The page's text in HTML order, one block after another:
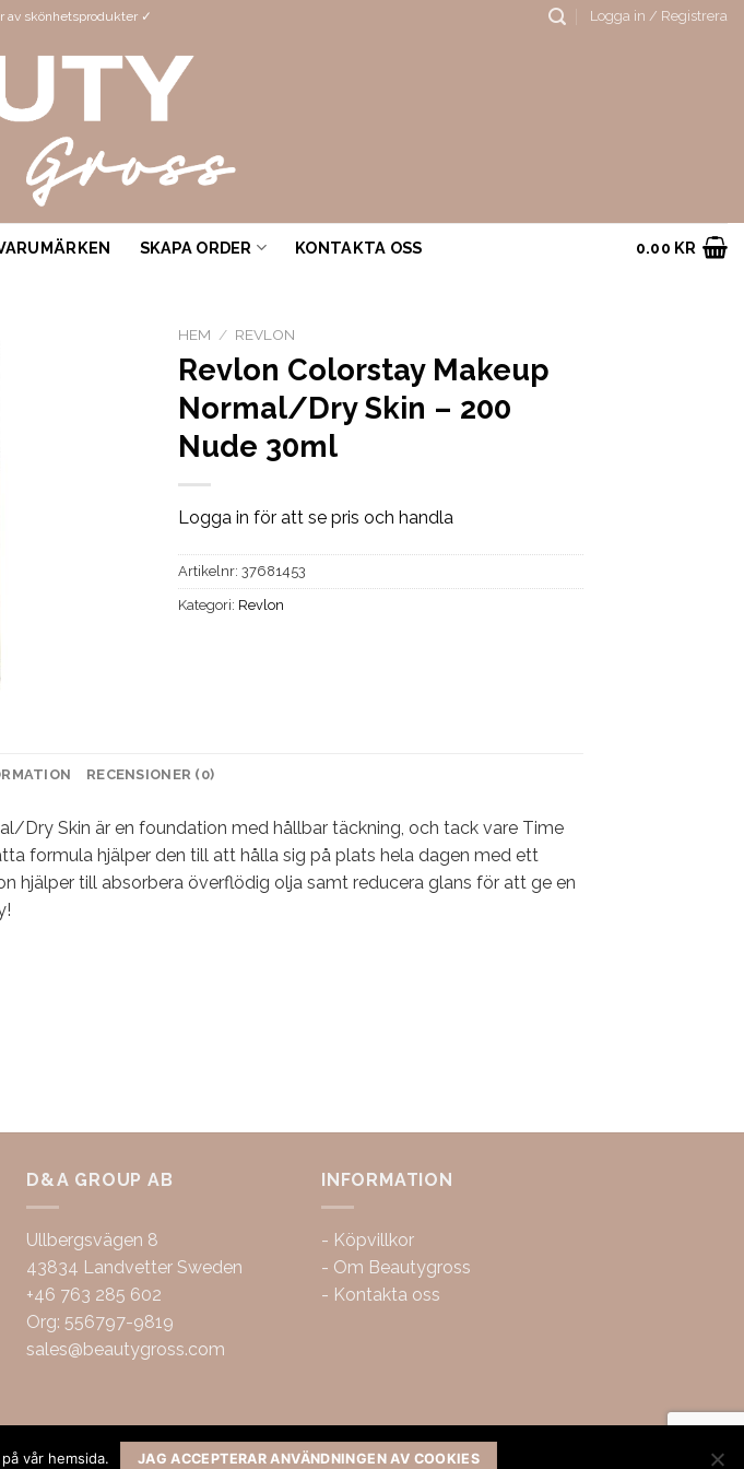
av skönhetsprodukter ✓ Logga in / Registrera
SKAPA ORDER KONTAKTA OSS 0.00 KR
HEM / REVLON
Revlon Colorstay Makeup
Normal/Dry Skin – 200
Nude 30ml
Logga in för att se pris och handla
Artikelnr:37681453
Kategori: Revlon
RECENSIONER (0)
Dry Skin är en foundation med hållbar täckning, och tack vare Time
formula hjälper den till att hålla sig på plats hela dagen med ett
hjälper till absorbera överflödig olja samt reducera glans för att ge en
D&A GROUP AB
Ullbergsvägen 8
43834 Landvetter Sweden
+46 763 285 602
Org: 556797-9819
sales@beautygross.com
INFORMATION
- Köpvillkor
- Om Beautygross
- Kontakta oss
vår hemsida. JAG ACCEPTERAR ANVÄNDNINGEN AV COOKIES